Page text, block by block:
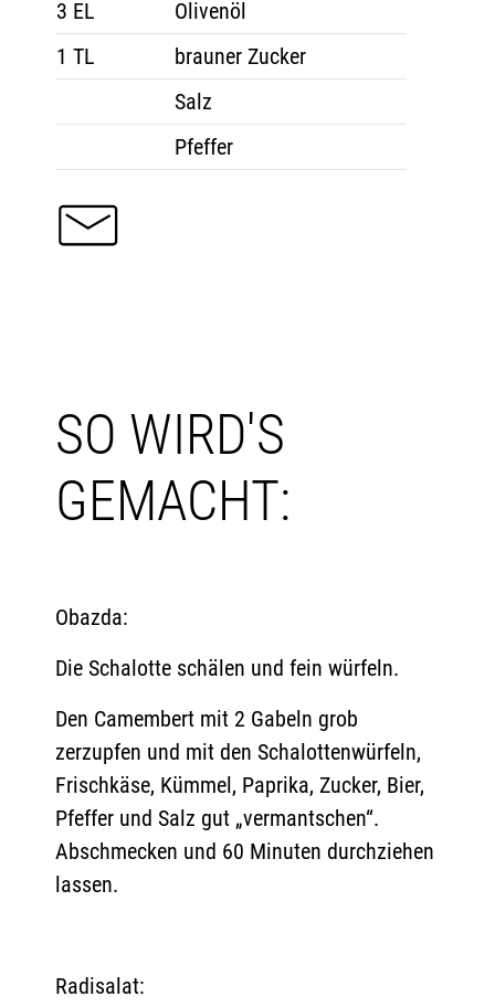
3 EL
Olivenöl
1 TL
brauner Zucker
Salz
Pfeffer
SO WIRD'S
GEMACHT:
Obazda:
Die Schalotte schälen und fein würfeln.
Den Camembert mit 2 Gabeln grob
zerzupfen und mit den Schalottenwürfeln,
Frischkäse, Kümmel, Paprika, Zucker, Bier,
Pfeffer und Salz gut „vermantschen“.
Abschmecken und 60 Minuten durchziehen
lassen.
Radisalat: